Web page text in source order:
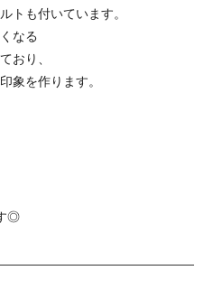
トも付いています。
なる
おり、
象を作ります。
◎